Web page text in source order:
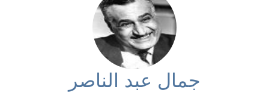
جمال عبد الناصر